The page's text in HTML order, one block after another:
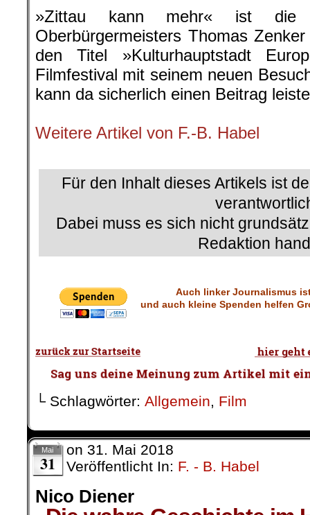
»Zittau kann mehr« ist die
Oberbürgermeisters Thomas
den Titel »Kulturhauptstadt
Filmfestival mit seinem neuen
kann da sicherlich einen Beitrag
Weitere Artikel von F.-B. Habel
Für den Inhalt dieses Artikels ist
Dabei muss es sich nicht
Redaktion
Auch linker Journalismus
und auch kleine Spenden helfen
└ Schlagwörter: Allgemein, Film
Mai
31
on 31. Mai 2018
Veröffentlicht In: F. - B. Habel
Nico Diener